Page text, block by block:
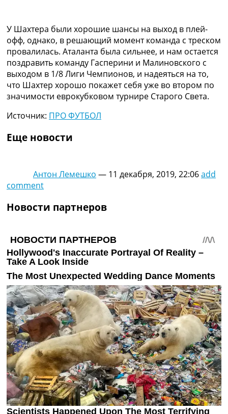
У Шахтера были хорошие шансы на выход в плей-
офф, однако, в решающий момент команда с треском
провалилась. Аталанта была сильнее, и нам остается
поздравить команду Гасперини и Малиновского с
выходом в 1/8 Лиги Чемпионов, и надеяться на то,
что Шахтер хорошо покажет себя уже во втором по
значимости еврокубковом турнире Старого Света.
Источник: ПРО ФУТБОЛ
Еще новости
Антон Лемешко — 11 декабря, 2019, 22:06add
comment
Новости партнеров